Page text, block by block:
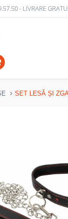
- LIVRARE
SET LESĂ ȘI